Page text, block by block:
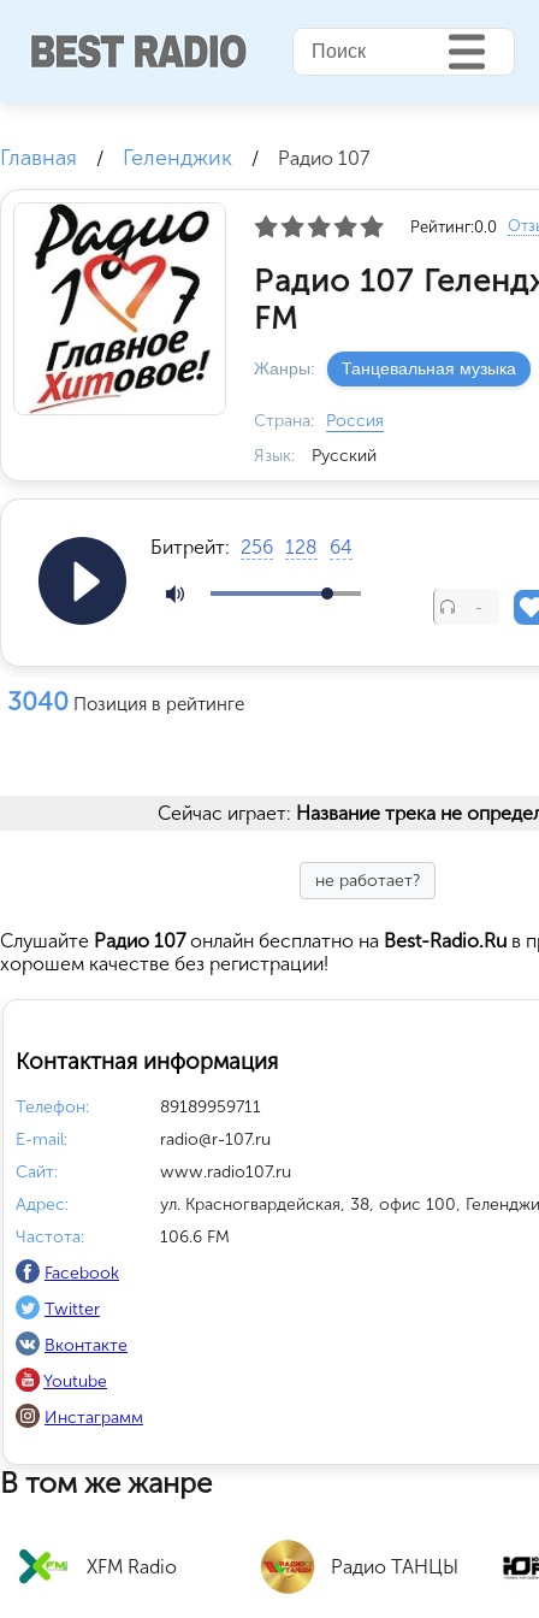
Главная / Геленджик / Радио 107
Рейтинг:0.0
Радио 107
FM
Жанры: Танцевальная музыка
Страна:
Россия
Язык:
Русский
Битрейт: 256 128 64
-
3040 Позиция в рейтинге
Сейчас играет: Название трека не
не работает?
Cлушайте Радио 107онлайн бесплатно на Best-Radio.Ru в
хорошем качестве без регистрации!
Контактная информация
Телефон:
89189959711
E-mail:
radio@r-107.ru
Сайт:
www.radio107.ru
Адрес:
ул. Красногвардейская, 38, офис 100,
Частота:
106.6 FM
Facebook
Twitter
Вконтакте
Youtube
Инстаграмм
В том же жанре
XFM Radio Радио ТАНЦЫ